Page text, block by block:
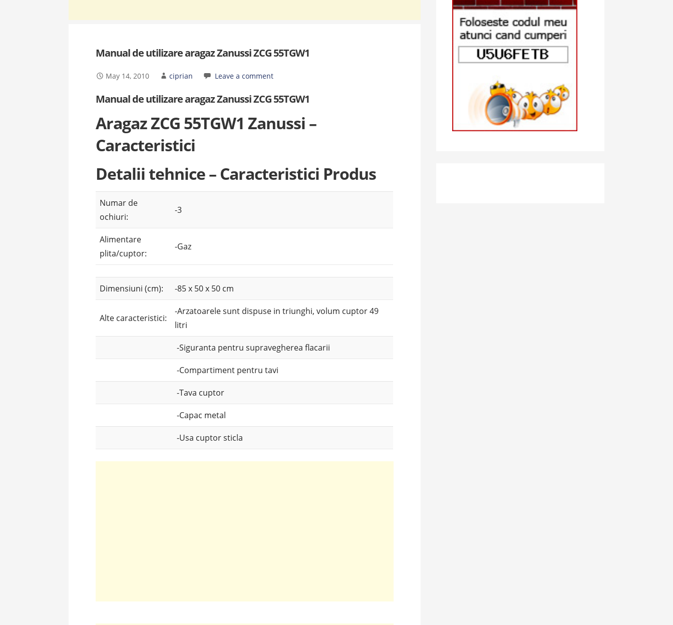
Manual de utilizare aragaz Zanussi ZCG 55TGW1
May 14, 2010 ciprian Leave a comment
Manual de utilizare aragaz Zanussi ZCG 55TGW1
Aragaz ZCG 55TGW1 Zanussi –
Caracteristici
Detalii tehnice – Caracteristici Produs
Numar de
ochiuri:
-3
Alimentare
plita/cuptor:
-Gaz
Dimensiuni (cm): -85 x 50 x 50 cm
Alte caracteristici:
-Arzatoarele sunt dispuse in triunghi, volum cuptor 49
litri
-Siguranta pentru supravegherea flacarii
-Compartiment pentru tavi
-Tava cuptor
-Capac metal
-Usa cuptor sticla